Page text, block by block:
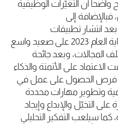
أن التغيّرات الوظيفية
فبالإضافة إلى
انتشار تطبيقات
#الذكاء_الاصطناعي منذ بداية العام 2023 على صعيد واسع
المجالات، وبعد جائحة
على الأتمتة والذكاء
فرص الحصول على عمل في
وتطوير مهارات محددة
التخيّل والإبداع وإيجاد
كما سيلعب التفكير التحليلي